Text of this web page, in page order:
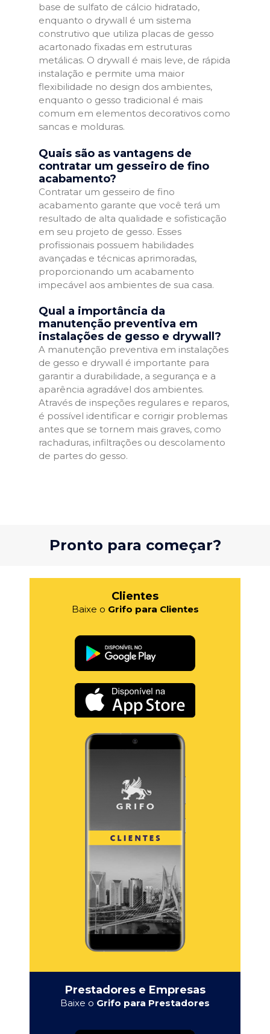
base de sulfato de cálcio hidratado,
enquanto o drywall é um sistema
construtivo que utiliza placas de gesso
acartonado fixadas em estruturas
metálicas. O drywall é mais leve, de rápida
instalação e permite uma maior
flexibilidade no design dos ambientes,
enquanto o gesso tradicional é mais
comum em elementos decorativos como
sancas e molduras.
Quais são as vantagens de
contratar um gesseiro de fino
acabamento?
Contratar um gesseiro de fino
acabamento garante que você terá um
resultado de alta qualidade e sofisticação
em seu projeto de gesso. Esses
profissionais possuem habilidades
avançadas e técnicas aprimoradas,
proporcionando um acabamento
impecável aos ambientes de sua casa.
Qual a importância da
manutenção preventiva em
instalações de gesso e drywall?
A manutenção preventiva em instalações
de gesso e drywall é importante para
garantir a durabilidade, a segurança e a
aparência agradável dos ambientes.
Através de inspeções regulares e reparos,
é possível identificar e corrigir problemas
antes que se tornem mais graves, como
rachaduras, infiltrações ou descolamento
de partes do gesso.
Pronto para começar?
Clientes
Baixe o Grifo para Clientes
Prestadores e Empresas
Baixe o Grifo para Prestadores